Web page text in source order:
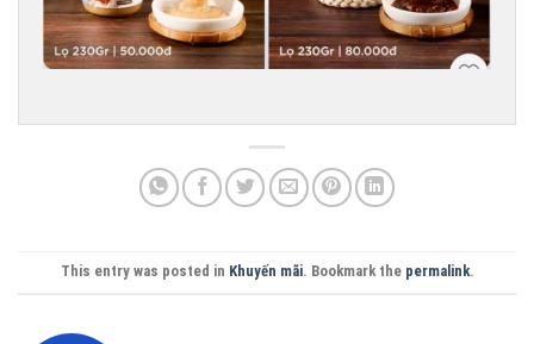
This entry was posted in Khuyến mãi. Bookmark the permalink.